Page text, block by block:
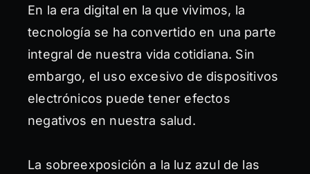
En la era digital en la que vivimos, la
tecnología se ha convertido en una parte
integral de nuestra vida cotidiana. Sin
embargo, el uso excesivo de dispositivos
electrónicos puede tener efectos
negativos en nuestra salud.
La sobreexposición a la luz azul de las